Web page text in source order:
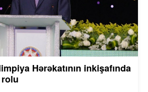
Hərəkatının inkişafında